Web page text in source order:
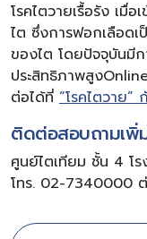
โรคไตวายเรื้อรัง เมื่
ไต ซึ่งการฟอกเลือด
ของไต โดยปัจจุบันมี
ประสิทธิภาพสูง
ต่อได้ที่ “โรคไตวาย
ติดต่อสอบถามเพิ่
ศูนย์ไตเทียม ชั้น 4 โร
โทร. 02-7340000